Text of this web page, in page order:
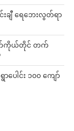
းချီ ရေဘေးလွတ်ရာ
တ်ကိုယ်တိုင် တက်
ပေါင်း ၁၀၀ ကျော်